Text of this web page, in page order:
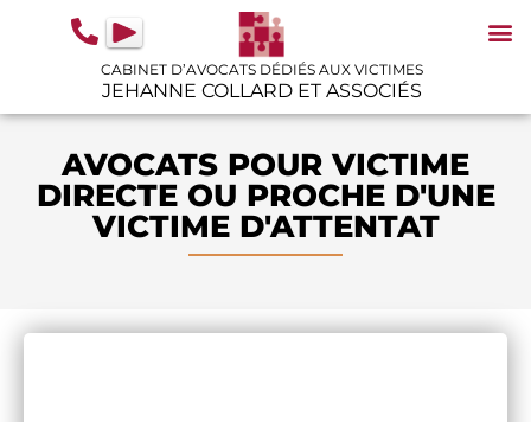
principal
CABINET D’AVOCATS DÉDIÉS AUX VICTIMES
JEHANNE COLLARD ET ASSOCIÉS
AVOCATS POUR VICTIME
DIRECTE OU PROCHE D'UNE
VICTIME D'ATTENTAT